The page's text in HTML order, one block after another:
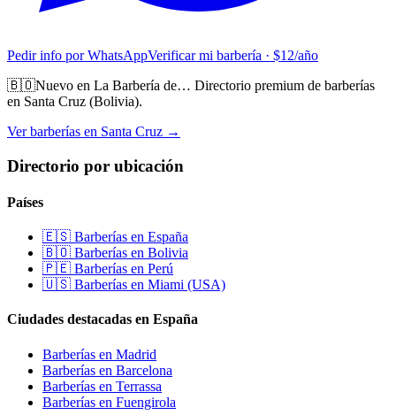
Pedir info por WhatsAppVerificar mi barbería · $12/año
🇧🇴Nuevo en La Barbería de… Directorio premium de barberías
en Santa Cruz (Bolivia).
Ver barberías en Santa Cruz →
Directorio por ubicación
Países
🇪🇸 Barberías en España
🇧🇴 Barberías en Bolivia
🇵🇪 Barberías en Perú
🇺🇸 Barberías en Miami (USA)
Ciudades destacadas en España
Barberías en Madrid
Barberías en Barcelona
Barberías en Terrassa
Barberías en Fuengirola